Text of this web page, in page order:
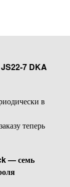
7 DKA
в
теперь
— семь